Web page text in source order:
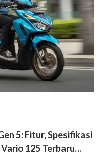
5: Fitur, Spesifikasi
125 Terbaru